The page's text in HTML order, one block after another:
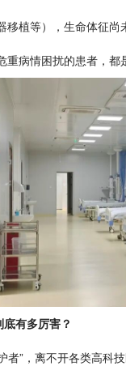
移植等），生命体征
重病情困扰的患者，都
有多厉害？
者”，离不开各类高科